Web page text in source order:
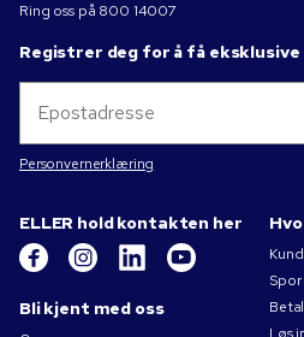
Ring oss på 800 14007
Registrer deg for å få
Personvernerklæring
ELLER hold kontakten her
Bli kjent med oss